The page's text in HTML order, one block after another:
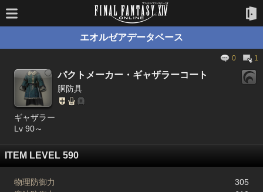
エオルゼアデータベース
0 1
パクトメーカー・ギャザラーコート
胴防具
ギャザラー
Lv 90～
ITEM LEVEL 590
物理防御力
305